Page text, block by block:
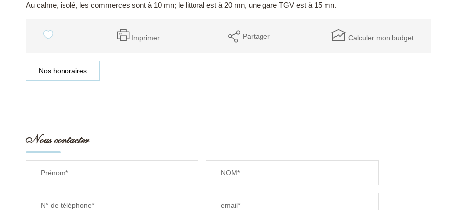
Au calme, isolé, les commerces sont à 10 mn; le littoral est à 20 mn, une gare TGV est à 15 mn.
Imprimer Partager Calculer mon budget
Nos honoraires
Nous contacter
Prénom* NOM*
N° de téléphone* email*